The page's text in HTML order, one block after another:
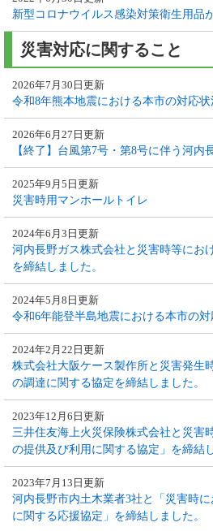
新型コロナウイルス感染対策衛生用品
災害対応に関すること
令和8年熊本地震における本市の対応
2026年7月30日更新
【終了】台風第7号・第8号に伴う河内
2026年6月27日更新
災害時用マンホールトイレ
2025年9月5日更新
河内長野ガス株式会社と災害時等にお
を締結しました。
2024年6月3日更新
令和6年能登半島地震における本市の
2024年5月8日更新
株式会社大阪ケース製作所と災害発生
の調達に関する協定を締結しました。
2024年2月22日更新
三井住友海上火災保険株式会社と災害
の提供及び利用に関する協定」を締結
2023年12月6日更新
河内長野市内土木業者3社と「災害時
に関する応援協定」を締結しました。
2023年7月13日更新